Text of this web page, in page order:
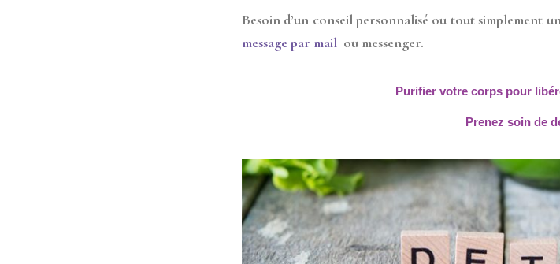
Besoin d’un conseil personnalisé ou tout simplement
message par mail ou messenger.
Purifier votre corps pour
Prenez soin de